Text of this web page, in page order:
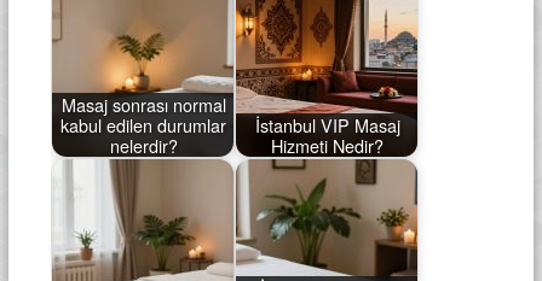
Masaj sonrası normal
kabul edilen durumlar
nelerdir?
İstanbul VIP Masaj
Hizmeti Nedir?